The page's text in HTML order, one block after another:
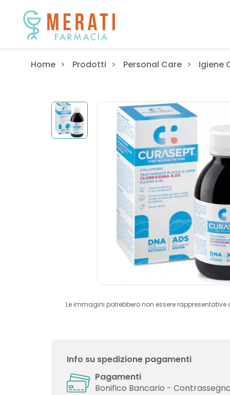
Home Prodotti Personal Care Igiene
Le immagini potrebbero non essere rappresentative
Info su spedizione pagamenti
Pagamenti
Bonifico Bancario -